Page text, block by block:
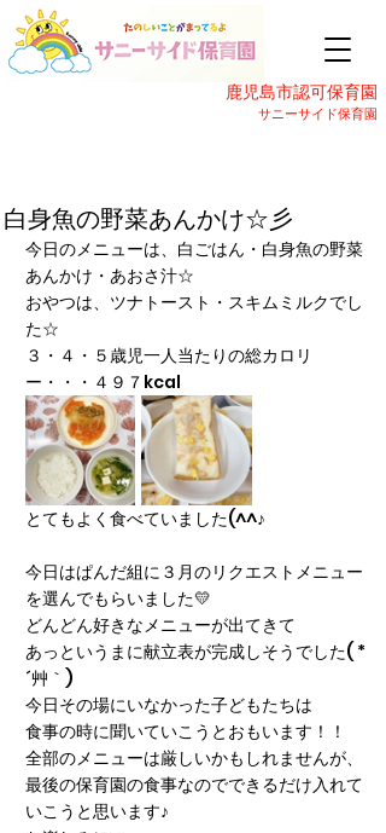
鹿児島市認可保育園
サニーサイド保育園
白身魚の野菜あんかけ☆彡
今日のメニューは、白ごはん・白身魚の野菜
あんかけ・あおさ汁☆
おやつは、ツナトースト・スキムミルクでし
た☆
３・４・５歳児一人当たりの総カロリ
ー・・・４９７kcal
とてもよく食べていました(^^♪
今日はぱんだ組に３月のリクエストメニュー
を選んでもらいました💛
どんどん好きなメニューが出てきて
あっというまに献立表が完成しそうでした( *
´艸｀)
今日その場にいなかった子どもたちは
食事の時に聞いていこうとおもいます！！
全部のメニューは厳しいかもしれませんが、
最後の保育園の食事なのでできるだけ入れて
いこうと思います♪